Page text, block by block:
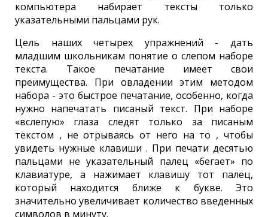
компьютера набирает тексты только
указательными пальцами рук.
Цель наших четырех упражнений - дать
младшим школьникам понятие о слепом наборе
текста. Такое печатание имеет свои
преимущества. При овладении этим методом
набора - это быстрое печатание, особенно, когда
нужно напечатать писаный текст. При наборе
«вслепую» глаза следят только за писаным
текстом , не отрываясь от него на то , чтобы
увидеть нужные клавиши . При печати десятью
пальцами не указательный палец «бегает» по
клавиатуре, а нажимает клавишу тот палец,
который находится ближе к букве. Это
значительно увеличивает количество введенных
символов в минуту.